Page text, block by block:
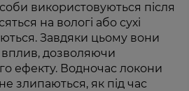
використовуються після
на вологі або сухі
Завдяки цьому вони
дозволяючи
ефекту. Водночас локони
злипаються, як під час